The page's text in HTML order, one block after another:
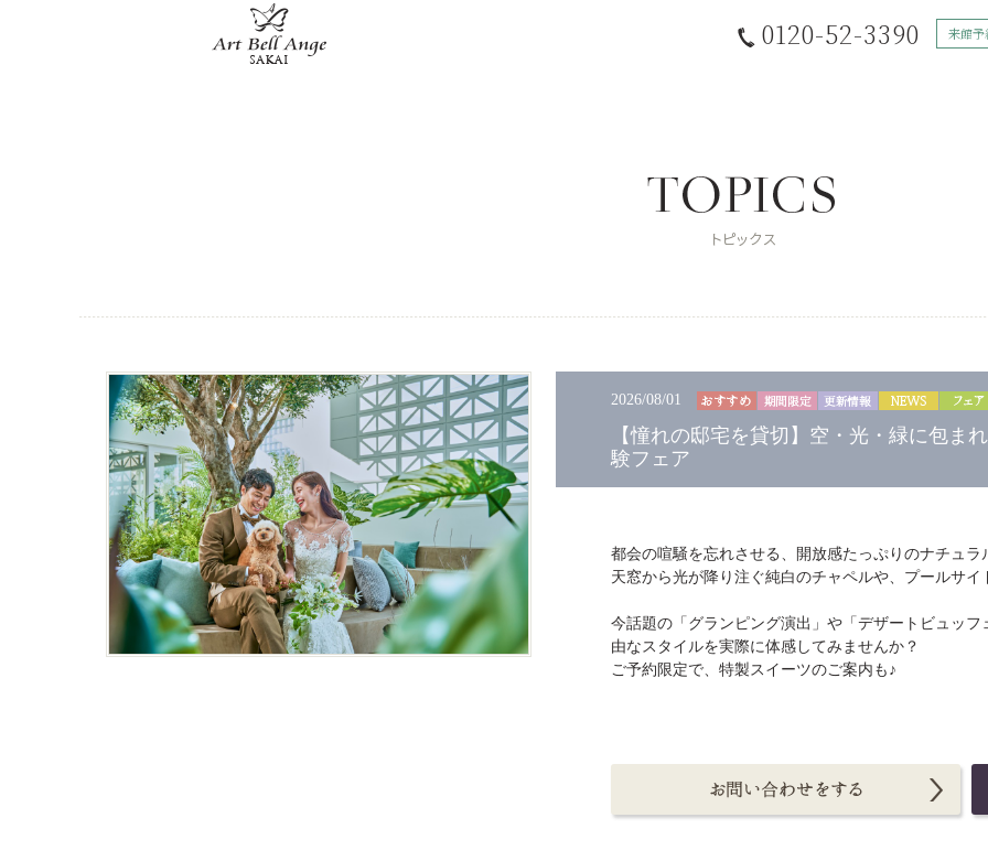
0120-52-3390 来館予
2026/08/01
【憧れの邸宅を貸切】空・光・緑に包ま
験フェア
都会の喧騒を忘れさせる、開放感たっぷりのナチュラ
天窓から光が降り注ぐ純白のチャペルや、プールサイ
今話題の「グランピング演出」や「デザートビュッ
由なスタイルを実際に体感してみませんか？
ご予約限定で、特製スイーツのご案内も♪